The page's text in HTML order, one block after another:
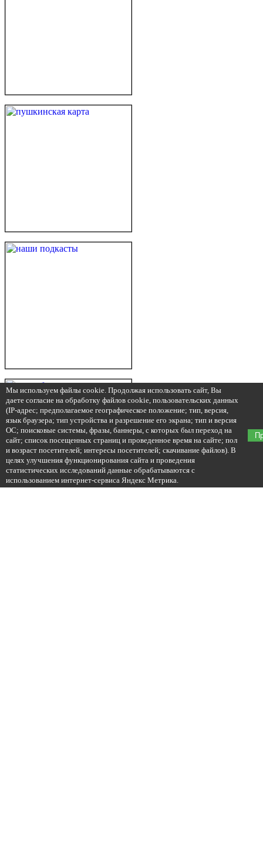
Мы используем файлы cookie. Продолжая использовать сайт, Вы
даете согласие на обработку файлов cookie, пользовательских данных
(IP-адрес; предполагаемое географическое положение; тип, версия,
язык браузера; тип устройства и разрешение его экрана; тип и версия
ОС; поисковые системы, фразы, баннеры, с которых был переход на
сайт; список посещенных страниц и проведенное время на сайте; пол
и возраст посетителей; интересы посетителей; скачивание файлов). В
целях улучшения функционирования сайта и проведения
статистических исследований данные обрабатываются с
использованием интернет-сервиса Яндекс Метрика.